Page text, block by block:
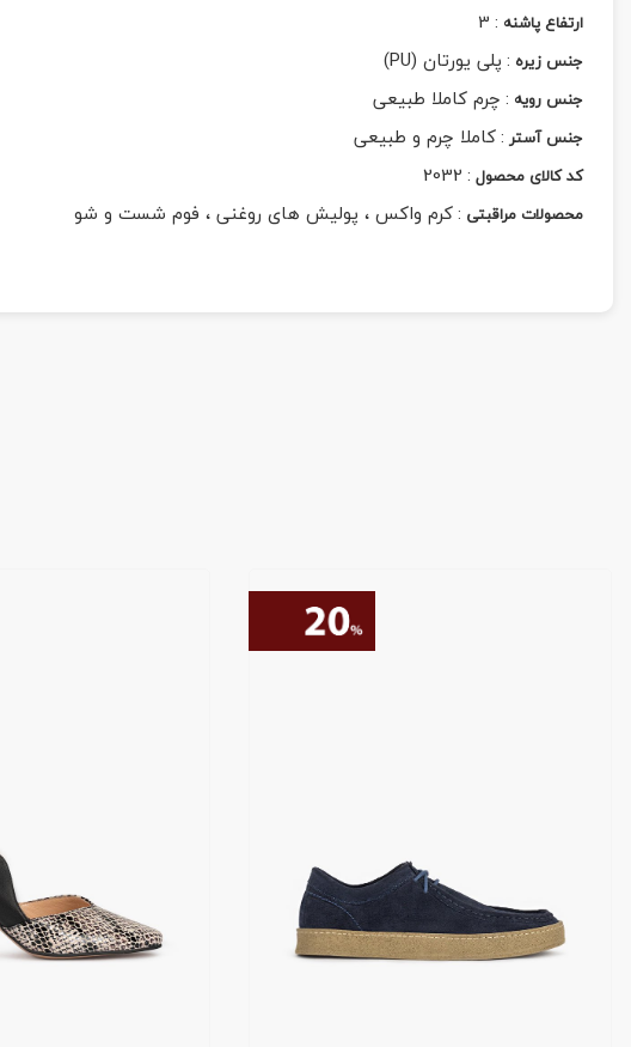
ارتفاع پاشنه :
3
جنس زیره :پلی یورتان (PU)
جنس رویه :چرم کاملا طبیعی
جنس آستر :کاملا چرم و طبیعی
کد کالای محصول :
2032
محصولات مراقبتی :کرم واکس ، پولیش های روغنی ، فوم شست و شو